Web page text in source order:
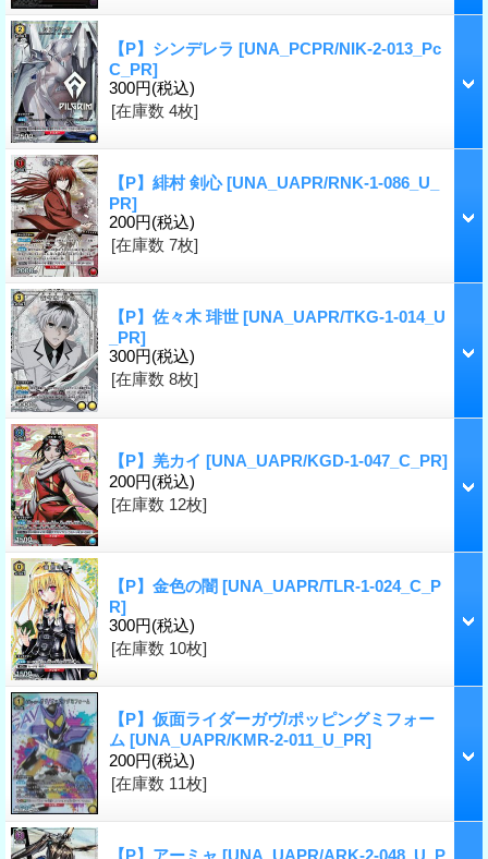
【P】シンデレラ [UNA_PCPR/NIK-2-013_Pc
C_PR]
300円(税込)
[在庫数 4枚]
【P】緋村 剣心[UNA_UAPR/RNK-1-086_U_
PR]
200円(税込)
[在庫数 7枚]
【P】佐々木 琲世 [UNA_UAPR/TKG-1-014_U
_PR]
300円(税込)
[在庫数 8枚]
【P】羌カイ [UNA_UAPR/KGD-1-047_C_PR]
200円(税込)
[在庫数 12枚]
【P】金色の闇 [UNA_UAPR/TLR-1-024_C_P
R]
300円(税込)
[在庫数 10枚]
【P】仮面ライダーガヴ/ポッピングミフォー
ム [UNA_UAPR/KMR-2-011_U_PR]
200円(税込)
[在庫数 11枚]
【P】アーミャ [UNA_UAPR/ARK-2-048_U_P